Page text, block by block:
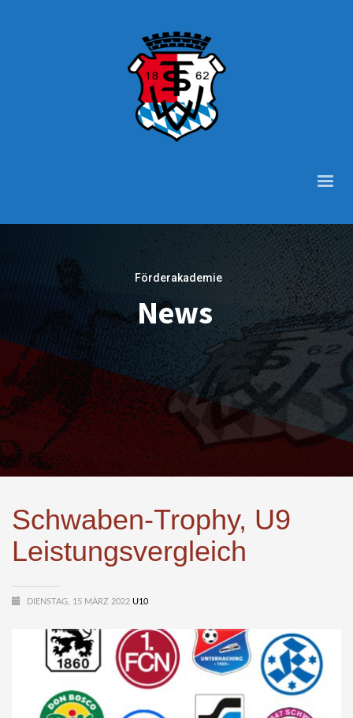
Förderakademie
News
Schwaben-Trophy, U9
Leistungsvergleich
DIENSTAG, 15 MÄRZ 2022 U10